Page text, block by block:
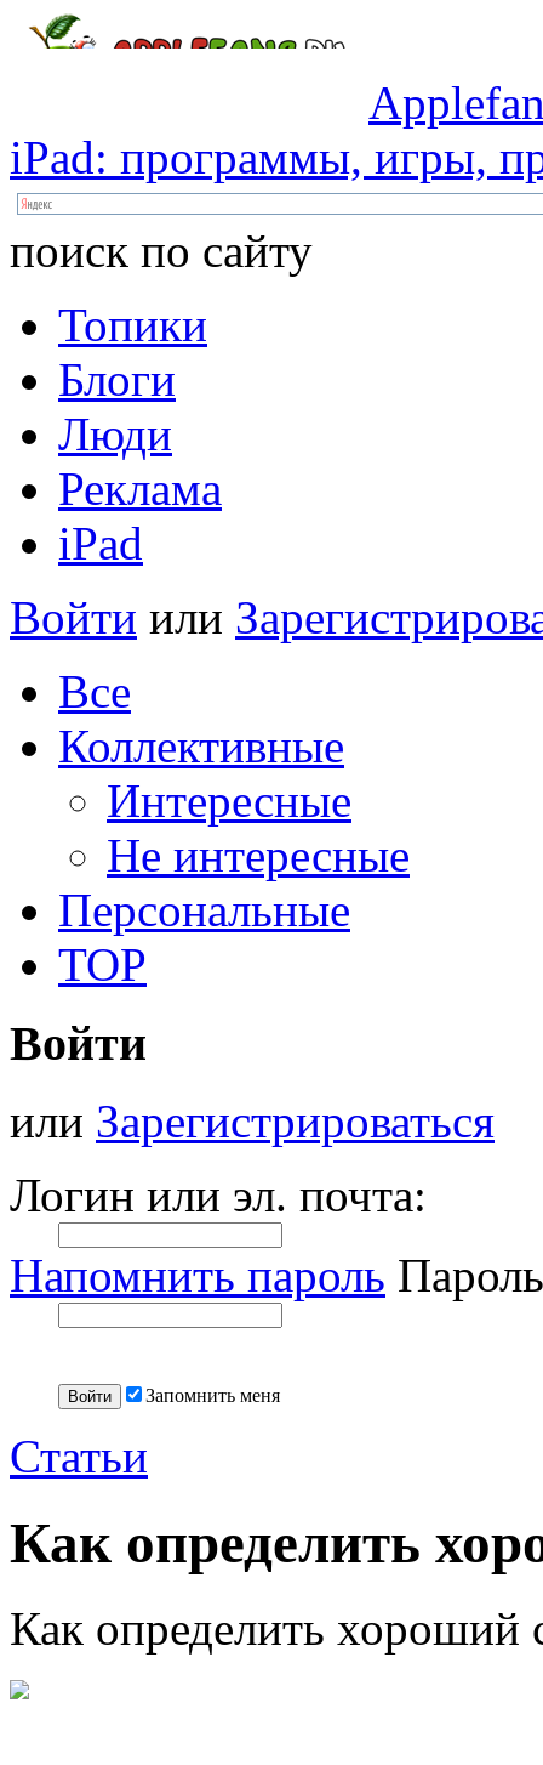
iPad: программы, игры,
поиск по сайту
Топики
Блоги
Люди
Реклама
iPad
Войти или
Все
Коллективные
Интересные
Не интересные
Персональные
TOP
Войти
или Зарегистрироваться
Логин или эл. почта:
Напомнить пароль
Запомнить меня
Статьи
Как определить
Как определить хороший